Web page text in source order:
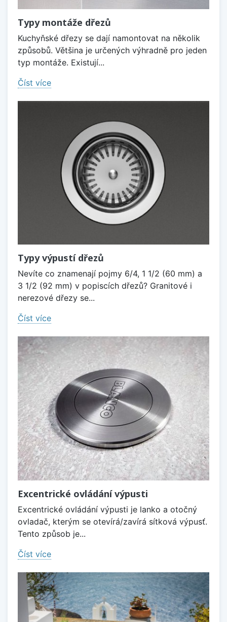
Typy montáže dřezů
Kuchyňské dřezy se dají namontovat na několik
způsobů. Většina je určených výhradně pro jeden
typ montáže. Existují...
Číst více
Typy výpustí dřezů
Nevíte co znamenají pojmy 6/4, 1 1/2 (60 mm) a
3 1/2 (92 mm) v popiscích dřezů? Granitové i
nerezové dřezy se...
Číst více
Excentrické ovládání výpusti
Excentrické ovládání výpusti je lanko a otočný
ovladač, kterým se otevírá/zavírá sítková výpusť.
Tento způsob je...
Číst více